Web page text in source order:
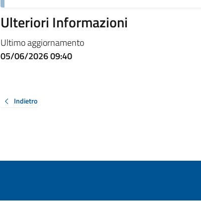
Ulteriori Informazioni
Ultimo aggiornamento
05/06/2026 09:40
Indietro